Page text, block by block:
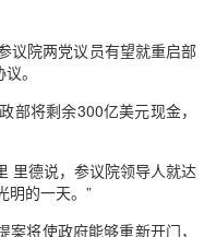
议院两党议员有望就重启部
。
部将剩余300亿美元现金，
里德说，参议院领导人就达
明的一天。”
将使政府能够重新开门，